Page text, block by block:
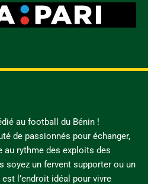
au football du Bénin !
de passionnés pour échanger,
au rythme des exploits des
soyez un fervent supporter ou un
l’endroit idéal pour vivre